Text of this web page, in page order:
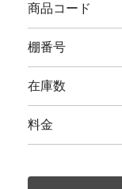
商品コード
棚番号
在庫数
料金